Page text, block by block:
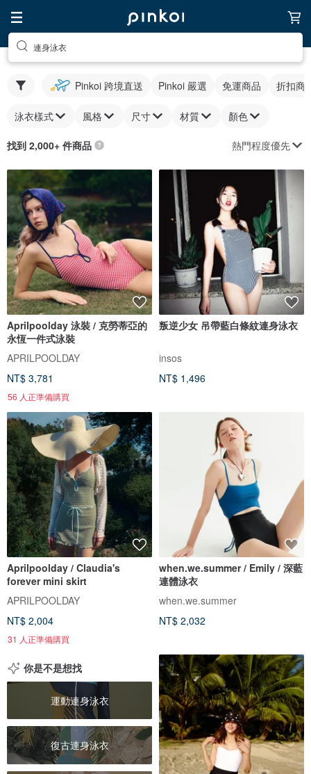
連身泳衣
Pinkoi 跨境直送 Pinkoi 嚴選 免運商品 折扣商
泳衣樣式 風格 尺寸 材質 顏色
找到 2,000+ 件商品 熱門程度優先
Aprilpoolday 泳裝 / 克勞蒂亞的
永恆一件式泳裝
APRILPOOLDAY
NT$ 3,781
56 人正準備購買
叛逆少女 吊帶藍白條紋連身泳衣
insos
NT$ 1,496
Aprilpoolday / Claudia's
forever mini skirt
APRILPOOLDAY
NT$ 2,004
31 人正準備購買
when.we.summer / Emily / 深藍
連體泳衣
when.we.summer
NT$ 2,032
你是不是想找
運動連身泳衣
復古連身泳衣